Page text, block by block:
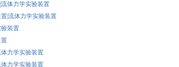
体力学实验装置
|流体力学实验装置
装置
置
力学实验装置
力学实验装置